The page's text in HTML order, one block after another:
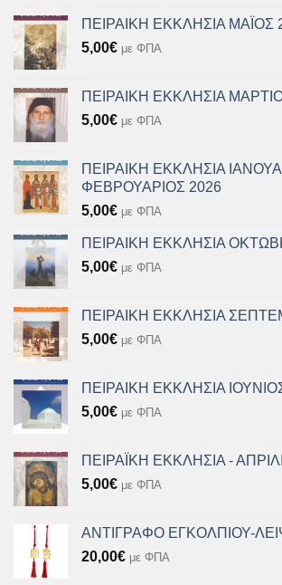
ΠΕΙΡΑΙΚΗ ΕΚΚΛΗΣΙΑ ΜΑΪΟΣ
5,00€ με ΦΠΑ
ΠΕΙΡΑΙΚΗ ΕΚΚΛΗΣΙΑ
5,00€ με ΦΠΑ
ΠΕΙΡΑΙΚΗ ΕΚΚΛΗΣΙΑ
ΦΕΒΡΟΥΑΡΙΟΣ 2026
5,00€ με ΦΠΑ
ΠΕΙΡΑΙΚΗ ΕΚΚΛΗΣΙΑ
5,00€ με ΦΠΑ
ΠΕΙΡΑΙΚΗ ΕΚΚΛΗΣΙΑ
5,00€ με ΦΠΑ
ΠΕΙΡΑΙΚΗ ΕΚΚΛΗΣΙΑ
5,00€ με ΦΠΑ
ΠΕΙΡΑΪΚΗ ΕΚΚΛΗΣΙΑ -
5,00€ με ΦΠΑ
ΑΝΤΙΓΡΑΦΟ ΕΓΚΟΛΠΙΟΥ-
20,00€ με ΦΠΑ